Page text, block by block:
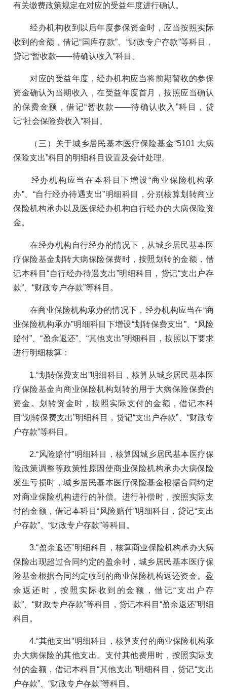
有关缴费政策规定在对应的受益年度进行确认。
经办机构收到以后年度参保资金时，应当按照实际
收到的金额，借记“国库存款”、“财政专户存款”等科目，
贷记“暂收款——待确认收入”科目。
对应的受益年度，经办机构应当将前期暂收的参保
资金确认为当期收入，在受益年度首月，按照应当确认
的保费金额，借记“暂收款——待确认收入”科目，贷
记“社会保险费收入”科目。
（三）关于城乡居民基本医疗保险基金“5101 大病
保险支出”科目的明细科目设置及会计处理。
经办机构应当在本科目下增设“商业保险机构承
办”、“自行经办待遇支出”明细科目，分别核算划转商业
保险机构承办以及医保经办机构自行经办的大病保险资
金。
在经办机构自行经办的情况下，从城乡居民基本医
疗保险基金划转大病保险保费时，按照划转的金额，借
记本科目“自行经办待遇支出”明细科目，贷记“支出户存
款”、“财政专户存款”等科目。
在商业保险机构承办的情况下，经办机构应当在“商
业保险机构承办”明细科目下增设“划转保费支出”、“风险
赔付”、“盈余返还”、“其他支出”明细科目，按照以下要求
进行明细核算：
1.“划转保费支出”明细科目，核算从城乡居民基本医
疗保险基金向商业保险机构划转的用于大病保险保费的
资金。划转资金时，按照实际支付的金额，借记本科
目“划转保费支出”明细科目，贷记“支出户存款”、“财政专
户存款”等科目。
2.“风险赔付”明细科目，核算因城乡居民基本医疗保
险政策调整等政策性原因使商业保险机构承办大病保险
发生亏损时，城乡居民基本医疗保险基金根据合同约定
对商业保险机构进行的补偿。进行补偿时，按照实际支
付的金额，借记本科目“风险赔付”明细科目，贷记“支出
户存款”、“财政专户存款”等科目。
3.“盈余返还”明细科目，核算商业保险机构承办大病
保险出现超过合同约定的盈余时，城乡居民基本医疗保
险基金根据合同约定收到的商业保险机构返还资金。盈
余返还时，按照实际收到的金额，借记“支出户存
款”、“财政专户存款”等科目，贷记本科目“盈余返还”明细
科目。
4.“其他支出”明细科目，核算支付的商业保险机构承
办大病保险的其他支出。支付其他费用时，按照实际支
付的金额，借记本科目“其他支出”明细科目，贷记“支出
户存款”、“财政专户存款”等科目。